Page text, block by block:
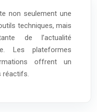
non seulement une
techniques, mais
de l’actualité
Les plateformes
offrent un
réactifs.